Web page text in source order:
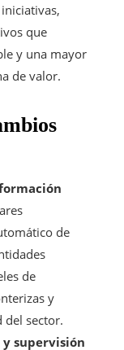
que
y una mayor
de valor.
de
de
y
del sector.
supervisión